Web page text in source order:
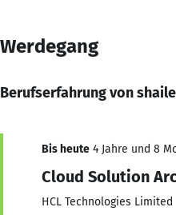
Werdegang
Berufserfahrung von
Bis heute 4 Jahre und 8
Cloud Solution
HCL Technologies Limited